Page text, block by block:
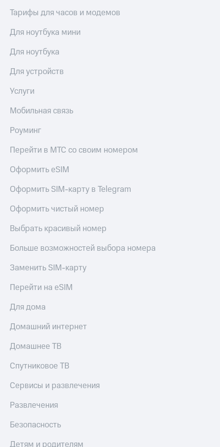
Тарифы для часов и модемов
Для ноутбука мини
Для ноутбука
Для устройств
Услуги
Мобильная связь
Роуминг
Перейти в МТС со своим номером
Оформить eSIM
Оформить SIM-карту в Telegram
Оформить чистый номер
Выбрать красивый номер
Больше возможностей выбора номера
Заменить SIM-карту
Перейти на eSIM
Для дома
Домашний интернет
Домашнее ТВ
Спутниковое ТВ
Сервисы и развлечения
Развлечения
Безопасность